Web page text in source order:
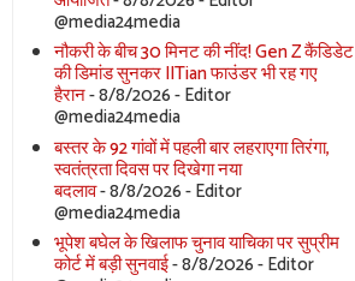
@media24media
नौकरी के बीच 30 मिनट की नींद! Gen Z कैंडिडेट
की डिमांड सुनकर IITian फाउंडर भी रह गए
हैरान- 8/8/2026- Editor
@media24media
बस्तर के 92 गांवों में पहली बार लहराएगा तिरंगा,
स्वतंत्रता दिवस पर दिखेगा नया
बदलाव- 8/8/2026- Editor
@media24media
भूपेश बघेल के खिलाफ चुनाव याचिका पर सुप्रीम
कोर्ट में बड़ी सुनवाई- 8/8/2026- Editor